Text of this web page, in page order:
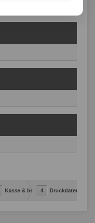
Kasse & bestellen
4 Druckdaten-